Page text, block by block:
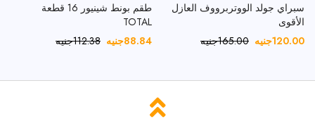
سبراي جولد الووتربرووف العازل
الأقوى
120.00جنيه 165.00جنيه
طقم بونط شينيور 16 قطعة
TOTAL
88.84جنيه 112.38جنيه